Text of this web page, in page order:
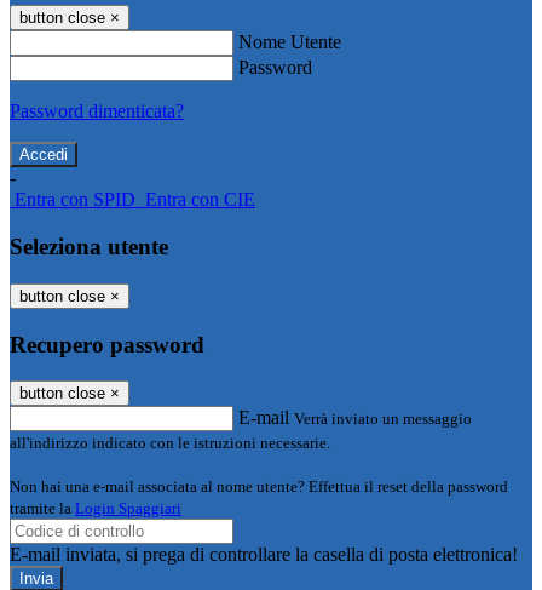
button close ×
Nome Utente
Password
Password dimenticata?
-
Entra con SPID Entra con CIE
Seleziona utente
button close ×
Recupero password
button close ×
E-mail Verrà inviato un messaggio
all'indirizzo indicato con le istruzioni necessarie.
Non hai una e-mail associata al nome utente? Effettua il reset della password
tramite la Login Spaggiari
E-mail inviata, si prega di controllare la casella di posta elettronica!